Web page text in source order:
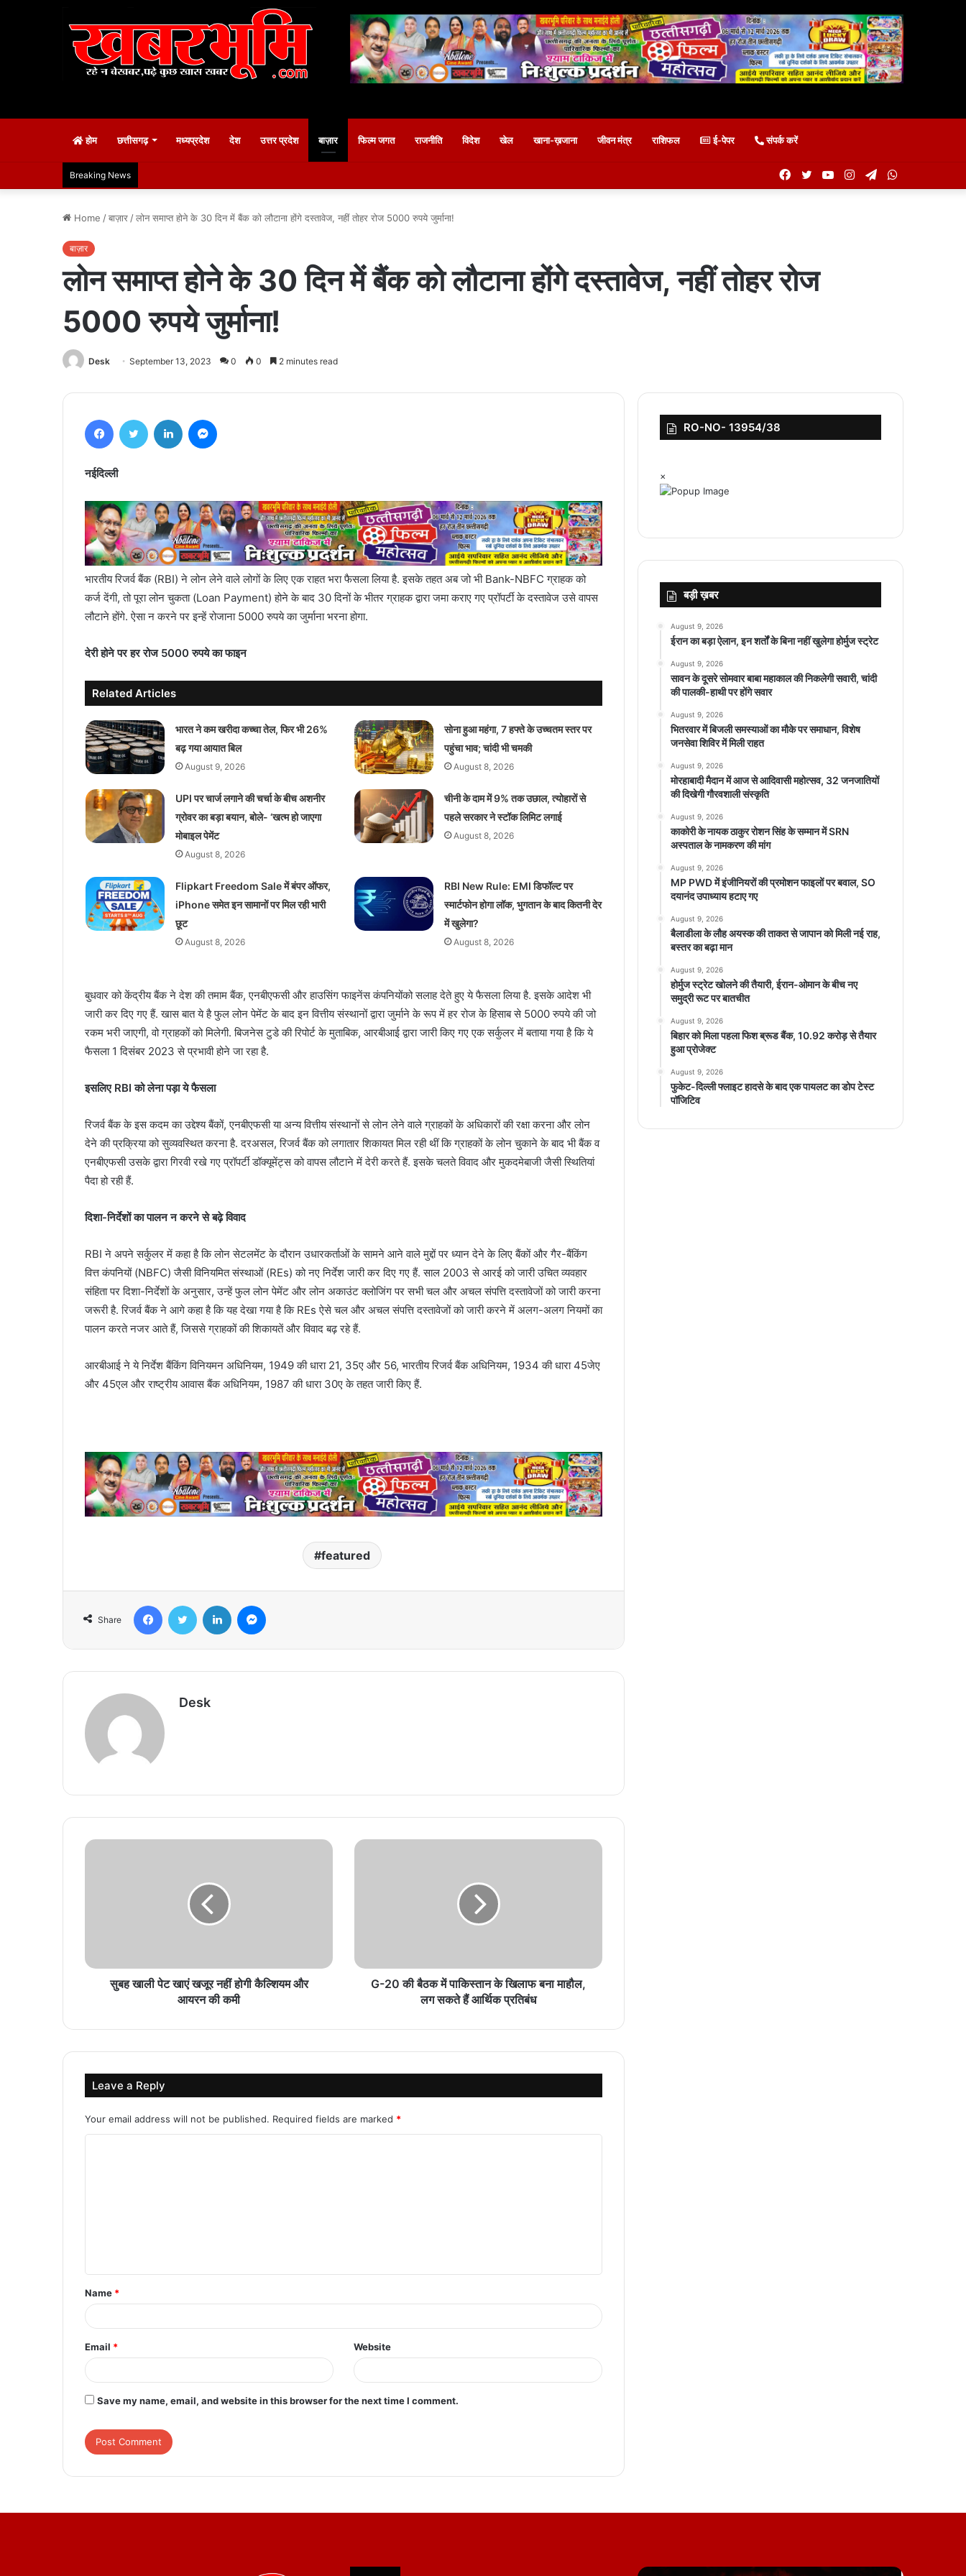
होम छत्तीसगढ़ मध्यप्रदेश देश उत्तर प्रदेश बाज़ार फिल्म जगत राजनीति विदेश खेल खाना-ख़जाना जीवन मंत्र राशिफल ई-पेपर संपर्क करें
Breaking News Telegram
Instagram
YouTube
Twitter
Facebook
Home /बाज़ार /लोन समाप्त होने के 30 दिन में बैंक को लौटाना होंगे दस्तावेज, नहीं तोहर रोज 5000 रुपये जुर्माना!
बाज़ार
लोन समाप्त होने के 30 दिन में बैंक को लौटाना होंगे दस्तावेज, नहीं तोहर रोज
5000 रुपये जुर्माना!
Desk September 13, 2023 0 0 2 minutes read
नईदिल्ली
भारतीय रिजर्व बैंक (RBI) ने लोन लेने वाले लोगों के लिए एक राहत भरा फैसला लिया है. इसके तहत अब जो भी Bank-NBFC ग्राहक को
कर्ज देंगी, तो पूरा लोन चुकता (Loan Payment) होने के बाद 30 दिनों के भीतर ग्राहक द्वारा जमा कराए गए प्रॉपर्टी के दस्तावेज उसे वापस
लौटाने होंगे. ऐसा न करने पर इन्हें रोजाना 5000 रुपये का जुर्माना भरना होगा.
देरी होने पर हर रोज 5000 रुपये का फाइन
Related Articles
भारत ने कम खरीदा कच्चा तेल, फिर भी 26%
बढ़ गया आयात बिल
August 9, 2026
सोना हुआ महंगा, 7 हफ्ते के उच्चतम स्तर पर
पहुंचा भाव; चांदी भी चमकी
August 8, 2026
UPI पर चार्ज लगाने की चर्चा के बीच अशनीर
ग्रोवर का बड़ा बयान, बोले- ‘खत्म हो जाएगा
मोबाइल पेमेंट
August 8, 2026
चीनी के दाम में 9% तक उछाल, त्योहारों से
पहले सरकार ने स्टॉक लिमिट लगाई
August 8, 2026
Flipkart Freedom Sale में बंपर ऑफर,
iPhone समेत इन सामानों पर मिल रही भारी
छूट
August 8, 2026
RBI New Rule: EMI डिफॉल्ट पर
स्मार्टफोन होगा लॉक, भुगतान के बाद कितनी देर
में खुलेगा?
August 8, 2026
बुधवार को केंद्रीय बैंक ने देश की तमाम बैंक, एनबीएफसी और हाउसिंग फाइनेंस कंपनियोंको सलाह देते हुए ये फैसला लिया है. इसके आदेश भी
जारी कर दिए गए हैं. खास बात ये है फुल लोन पेमेंट के बाद इन वित्तीय संस्थानों द्वारा जुर्माने के रूप में हर रोज के हिसाब से 5000 रुपये की जो
रकम भरी जाएगी, वो ग्राहकों को मिलेगी. बिजनेस टुडे की रिपोर्ट के मुताबिक, आरबीआई द्वारा जारी किए गए एक सर्कुलर में बताया गया है कि ये
फैसला 1 दिसंबर 2023 से प्रभावी होने जा रहा है.
इसलिए RBI को लेना पड़ा ये फैसला
रिजर्व बैंक के इस कदम का उद्देश्य बैंकों, एनबीएफसी या अन्य वित्तीय संस्थानों से लोन लेने वाले ग्राहकों के अधिकारों की रक्षा करना और लोन
देने की प्रक्रिया को सुव्यवस्थित करना है. दरअसल, रिजर्व बैंक को लगातार शिकायत मिल रही थीं कि ग्राहकों के लोन चुकाने के बाद भी बैंक व
एनबीएफसी उसके द्वारा गिरवी रखे गए प्रॉपर्टी डॉक्यूमेंट्स को वापस लौटाने में देरी करते हैं. इसके चलते विवाद और मुकदमेबाजी जैसी स्थितियां
पैदा हो रही हैं.
दिशा-निर्देशों का पालन न करने से बढ़े विवाद
RBI ने अपने सर्कुलर में कहा है कि लोन सेटलमेंट के दौरान उधारकर्ताओं के सामने आने वाले मुद्दों पर ध्यान देने के लिए बैंकों और गैर-बैंकिंग
वित्त कंपनियों (NBFC) जैसी विनियमित संस्थाओं (REs) को नए निर्देश जारी कर दिए गए हैं. साल 2003 से आरई को जारी उचित व्यवहार
संहिता पर दिशा-निर्देशों के अनुसार, उन्हें फुल लोन पेमेंट और लोन अकाउंट क्लोजिंग पर सभी चल और अचल संपत्ति दस्तावेजों को जारी करना
जरूरी है. रिजर्व बैंक ने आगे कहा है कि यह देखा गया है कि REs ऐसे चल और अचल संपत्ति दस्तावेजों को जारी करने में अलग-अलग नियमों का
पालन करते नजर आते हैं, जिससे ग्राहकों की शिकायतें और विवाद बढ़ रहे हैं.
आरबीआई ने ये निर्देश बैंकिंग विनियमन अधिनियम, 1949 की धारा 21, 35ए और 56, भारतीय रिजर्व बैंक अधिनियम, 1934 की धारा 45जेए
और 45एल और राष्ट्रीय आवास बैंक अधिनियम, 1987 की धारा 30ए के तहत जारी किए हैं.
featured
Share
Desk
सुबह खाली पेट खाएं खजूर नहीं होगी कैल्शियम और
आयरन की कमी
G-20 की बैठक में पाकिस्तान के खिलाफ बना माहौल,
लग सकते हैं आर्थिक प्रतिबंध
Leave a Reply
Your email address will not be published. Required fields are marked *
t
*
Name *
Email * Website
Save my name, email, and website in this browser for the next time I comment.
RO-NO- 13954/38
×
बड़ी ख़बर
August 9, 2026
ईरान का बड़ा ऐलान, इन शर्तों के बिना नहीं खुलेगा होर्मुज स्ट्रेट
August 9, 2026
सावन के दूसरे सोमवार बाबा महाकाल की निकलेगी सवारी, चांदी
की पालकी-हाथी पर होंगे सवार
August 9, 2026
भितरवार में बिजली समस्याओं का मौके पर समाधान, विशेष
जनसेवा शिविर में मिली राहत
August 9, 2026
मोरहाबादी मैदान में आज से आदिवासी महोत्सव, 32 जनजातियों
की दिखेगी गौरवशाली संस्कृति
August 9, 2026
काकोरी के नायक ठाकुर रोशन सिंह के सम्मान में SRN
अस्पताल के नामकरण की मांग
August 9, 2026
MP PWD में इंजीनियरों की प्रमोशन फाइलों पर बवाल, SO
दयानंद उपाध्याय हटाए गए
August 9, 2026
बैलाडीला के लौह अयस्क की ताकत से जापान को मिली नई राह,
बस्तर का बढ़ा मान
August 9, 2026
होर्मुज स्ट्रेट खोलने की तैयारी, ईरान-ओमान के बीच नए
समुद्री रूट पर बातचीत
August 9, 2026
बिहार को मिला पहला फिश ब्रूड बैंक, 10.92 करोड़ से तैयार
हुआ प्रोजेक्ट
August 9, 2026
फुकेट-दिल्ली फ्लाइट हादसे के बाद एक पायलट का डोप टेस्ट
पॉजिटिव